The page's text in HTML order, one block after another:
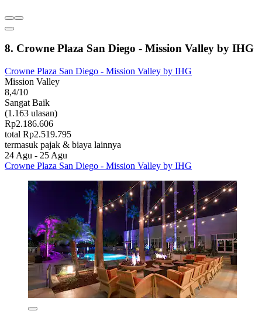
8. Crowne Plaza San Diego - Mission Valley by IHG
Crowne Plaza San Diego - Mission Valley by IHG
Mission Valley
8,4/10
Sangat Baik
(1.163 ulasan)
Rp2.186.606
total Rp2.519.795
termasuk pajak & biaya lainnya
24 Agu - 25 Agu
Crowne Plaza San Diego - Mission Valley by IHG